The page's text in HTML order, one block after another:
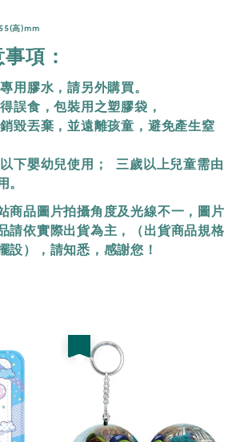
高)mm
項：
用膠水，請另外購買。
誤食，包裝用之塑膠袋，
銷毀丟棄，
並遠離孩童，避免產生窒
下嬰幼兒使用； 三歲以上兒童需由
。
商品圖片拍攝角度及光線不一，圖片
請依實際出貨為主，（出貨商品規格
設），請知悉，感謝您！